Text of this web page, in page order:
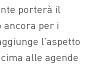
porterà il
per i
l’aspetto
alle agende